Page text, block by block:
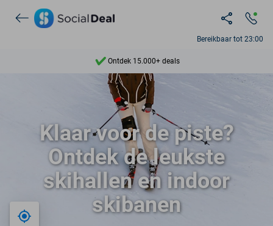
Bereikbaar tot 23:00
Ontdek 15.000+ deals
7 dagen per week beschikbaar
10+ miljoen leden
9,4
Ontdek 15.000+ deals
Klaar voor de piste?
Ontdek de leukste
skihallen en indoor
skibanen
Bij mij in de buurt